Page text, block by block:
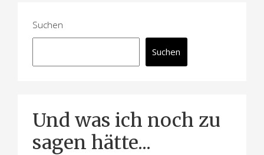
Suchen
Suchen
Und was ich noch zu
sagen hätte...